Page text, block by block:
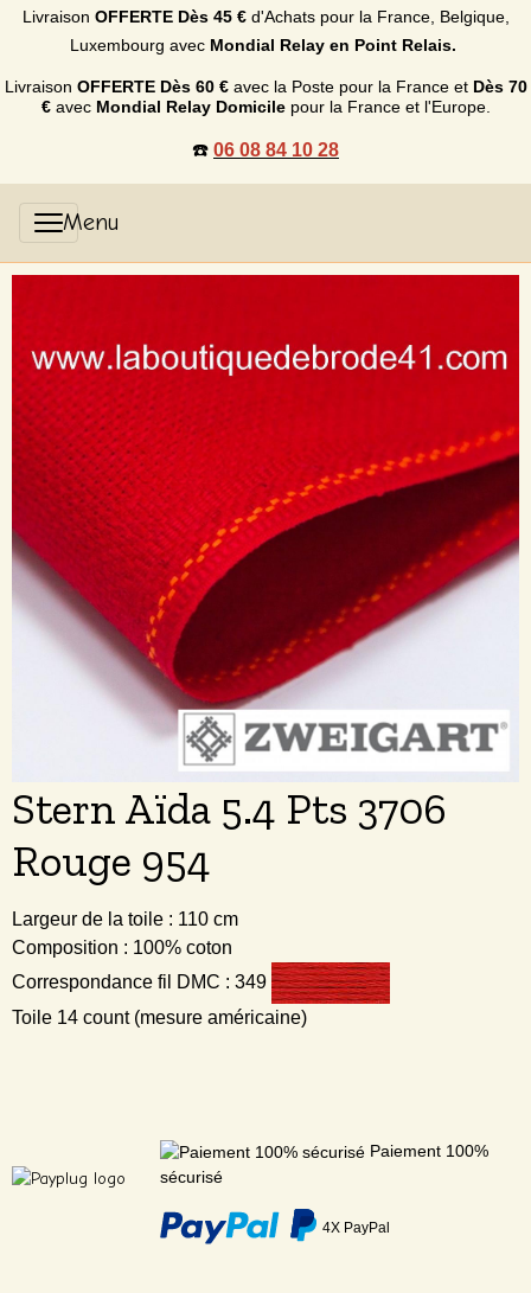
Livraison OFFERTE Dès 45 €d'Achats pour la France, Belgique,
Luxembourg avec Mondial Relay en Point Relais.
Livraison OFFERTE Dès 60 €avec la Poste pour la France et Dès 70
€avec Mondial Relay Domicilepour la France et l'Europe.
☎️ 06 08 84 10 28
Stern Aïda 5.4 Pts 3706
Rouge 954
Largeur de la toile : 110 cm
Composition : 100% coton
Correspondance fil DMC : 349
Toile 14 count (mesure américaine)
Paiement 100%
sécurisé
4X PayPal